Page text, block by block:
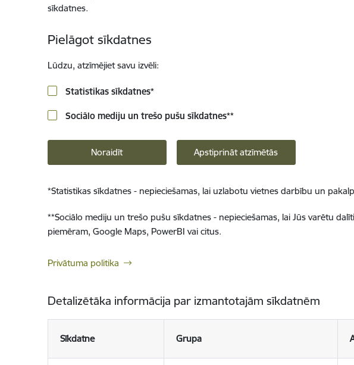
sīkdatnes.
Pielāgot sīkdatnes
Lūdzu, atzīmējiet savu izvēli:
Statistikas sīkdatnes*
Sociālo mediju un trešo pušu sīkdatnes**
Noraidīt Apstiprināt atzīmētās
*Statistikas sīkdatnes - nepieciešamas, lai uzlabotu vietnes darbību un
**Sociālo mediju un trešo pušu sīkdatnes - nepieciešamas, lai Jūs varētu
piemēram, Google Maps, PowerBI vai citus.
Privātuma politika
Detalizētāka informācija par izmantotajām sīkdatnēm
Sīkdatne Grupa